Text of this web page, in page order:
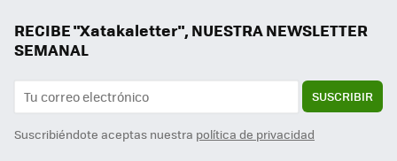
RECIBE "Xatakaletter", NUESTRA NEWSLETTER
SEMANAL
SUSCRIBIR
Suscribiéndote aceptas nuestra política de privacidad